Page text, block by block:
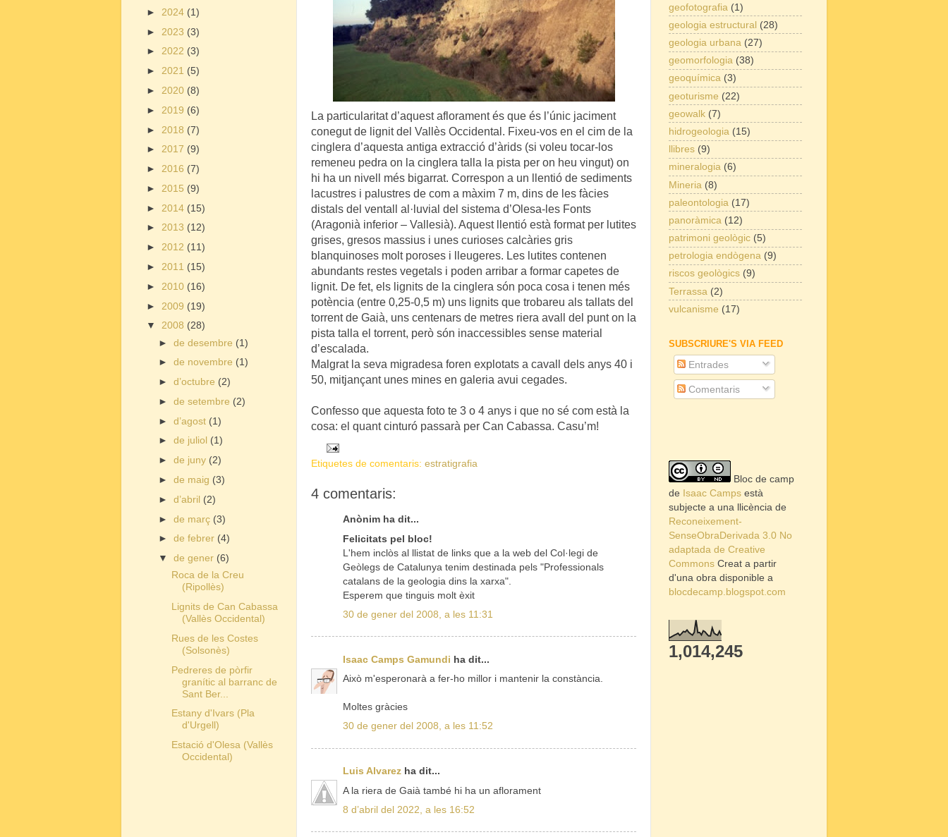
La particularitat d’aquest aflorament és que és l’únic jaciment
conegut de lignit del Vallès Occidental. Fixeu-vos en el cim de la
cinglera d’aquesta antiga extracció d’àrids (si voleu tocar-los
remeneu pedra on la cinglera talla la pista per on heu vingut) on
hi ha un nivell més bigarrat. Correspon a un llentió de sediments
lacustres i palustres de com a màxim 7 m, dins de les fàcies
distals del ventall al·luvial del sistema d’Olesa-les Fonts
(Aragonià inferior – Vallesià). Aquest llentió està format per lutites
grises, gresos massius i unes curioses calcàries gris
blanquinoses molt poroses i lleugeres. Les lutites contenen
abundants restes vegetals i poden arribar a formar capetes de
lignit. De fet, els lignits de la cinglera són poca cosa i tenen més
potència (entre 0,25-0,5 m) uns lignits que trobareu als tallats del
torrent de Gaià, uns centenars de metres riera avall del punt on la
pista talla el torrent, però són inaccessibles sense material
d’escalada.
Malgrat la seva migradesa foren explotats a cavall dels anys 40 i
50, mitjançant unes mines en galeria avui cegades.
Confesso que aquesta foto te 3 o 4 anys i que no sé com està la
cosa: el quant cinturó passarà per Can Cabassa. Casu’m!
Etiquetes de comentaris: estratigrafia
4 comentaris:
Anònim ha dit...
Felicitats pel bloc!
L'hem inclòs al llistat de links que a la web del Col·legi de
Geòlegs de Catalunya tenim destinada pels "Professionals
catalans de la geologia dins la xarxa".
Esperem que tinguis molt èxit
30 de gener del 2008, a les 11:31
Isaac Camps Gamundi ha dit...
Això m'esperonarà a fer-ho millor i mantenir la constància.
Moltes gràcies
30 de gener del 2008, a les 11:52
Luis Alvarez ha dit...
A la riera de Gaià també hi ha un aflorament
8 d’abril del 2022, a les 16:52
► 2024 (1)
► 2023 (3)
► 2022 (3)
► 2021 (5)
► 2020 (8)
► 2019 (6)
► 2018 (7)
► 2017 (9)
► 2016 (7)
► 2015 (9)
► 2014 (15)
► 2013 (12)
► 2012 (11)
► 2011 (15)
► 2010 (16)
► 2009 (19)
▼ 2008 (28)
►de desembre (1)
►de novembre (1)
►d’octubre (2)
►de setembre (2)
►d’agost (1)
►de juliol (1)
►de juny (2)
►de maig (3)
►d’abril (2)
►de març (3)
►de febrer (4)
▼de gener (6)
Roca de la Creu
(Ripollès)
Lignits de Can Cabassa
(Vallès Occidental)
Rues de les Costes
(Solsonès)
Pedreres de pòrfir
granític al barranc de
Sant Ber...
Estany d'Ivars (Pla
d'Urgell)
Estació d'Olesa (Vallès
Occidental)
geofotografia (1)
geologia estructural (28)
geologia urbana (27)
geomorfologia (38)
geoquímica (3)
geoturisme (22)
geowalk (7)
hidrogeologia (15)
llibres (9)
mineralogia (6)
Mineria (8)
paleontologia (17)
panoràmica (12)
patrimoni geològic (5)
petrologia endògena (9)
riscos geològics (9)
Terrassa (2)
vulcanisme (17)
SUBSCRIURE'S VIA FEED
Entrades
Comentaris
Bloc de camp
de Isaac Camps està
subjecte a una llicència de
Reconeixement-
SenseObraDerivada 3.0 No
adaptada de Creative
Commons Creat a partir
d'una obra disponible a
blocdecamp.blogspot.com
1,014,245